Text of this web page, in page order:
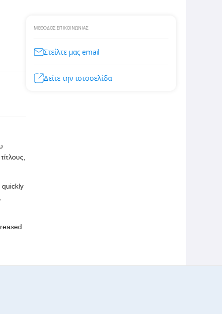
quickly
ΜΈΘΟΔΟΣ ΕΠΙΚΟΙΝΩΝΊΑΣ
Στείλτε μας email
Δείτε την ιστοσελίδα